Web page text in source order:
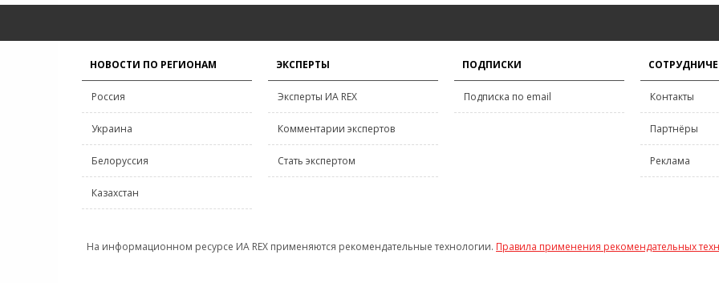
НОВОСТИ ПО РЕГИОНАМ
Россия
Украина
Белоруссия
Казахстан
ЭКСПЕРТЫ
Эксперты ИА REX
Комментарии экспертов
Стать экспертом
ПОДПИСКИ
Подписка по email Контакты
Партнёры
Реклама
На информационном ресурсе ИА REX применяются рекомендательные технологии. Правила применения рекомендательных